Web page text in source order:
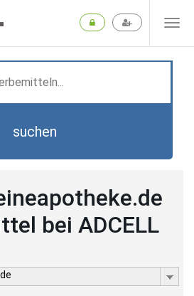
suchen
bei ADCELL